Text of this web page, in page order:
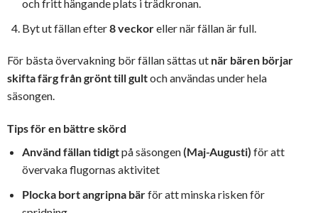
och fritt hängande plats i trädkronan.
Byt ut fällan efter8 veckoreller när fällan är full.
För bästa övervakning bör fällan sättas ut när bären börjar
skifta färg från grönt till gultoch användas under hela
säsongen.
Tips för en bättre skörd
Använd fällan tidigtpå säsongen(Maj-Augusti) för att
övervaka flugornas aktivitet
Plocka bort angripna bärför att minska risken för